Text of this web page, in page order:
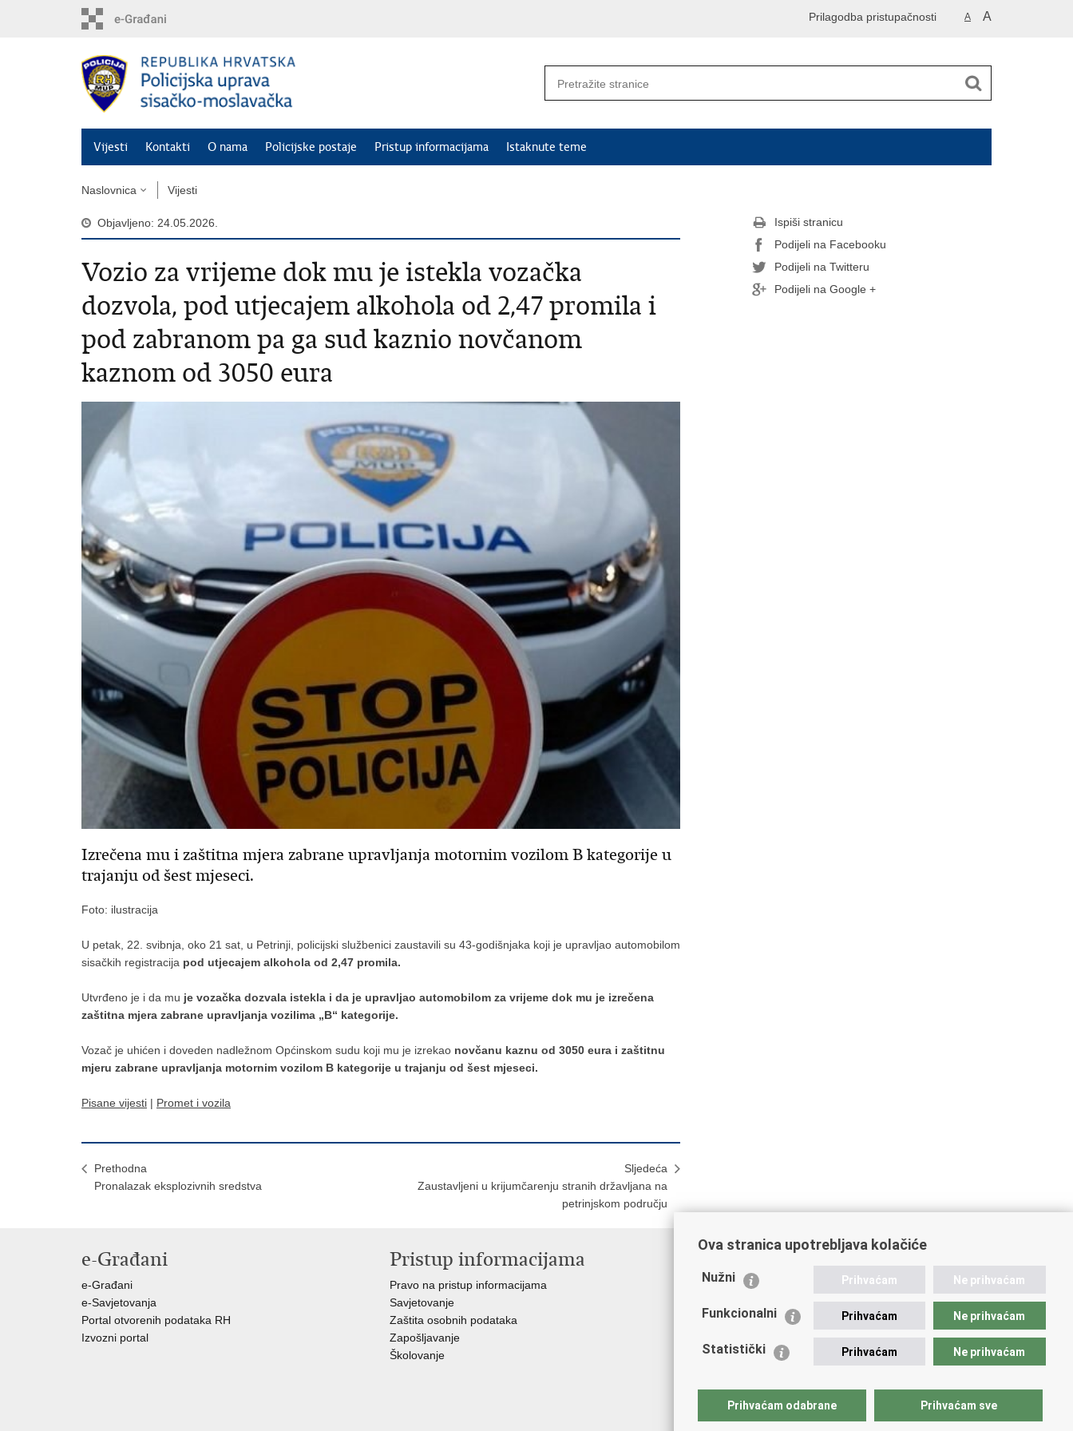
A A
Prilagodba pristupačnosti
Vijesti Kontakti O nama Policijske postaje Pristup informacijama Istaknute teme
Naslovnica Vijesti
Objavljeno: 24.05.2026.
Vozio za vrijeme dok mu je istekla vozačka
dozvola, pod utjecajem alkohola od 2,47 promila i
pod zabranom pa ga sud kaznio novčanom
kaznom od 3050 eura
Izrečena mu i zaštitna mjera zabrane upravljanja motornim vozilom B kategorije u
trajanju od šest mjeseci.
Foto: ilustracija
U petak, 22. svibnja, oko 21 sat, u Petrinji, policijski službenici zaustavili su 43-godišnjaka koji je upravljao automobilom
sisačkih registracija pod utjecajem alkohola od 2,47 promila.
Utvrđeno je i da mu je vozačka dozvala istekla i da je upravljao automobilom za vrijeme dok mu je izrečena
zaštitna mjera zabrane upravljanja vozilima „B“ kategorije.
Vozač je uhićen i doveden nadležnom Općinskom sudu koji mu je izrekao novčanu kaznu od 3050 eura i zaštitnu
mjeru zabrane upravljanja motornim vozilom B kategorije u trajanju od šest mjeseci.
Pisane vijesti | Promet i vozila
Prethodna
Pronalazak eksplozivnih sredstva
Sljedeća
Zaustavljeni u krijumčarenju stranih državljana na
petrinjskom području
Ispiši stranicu
Podijeli na Facebooku
Podijeli na Twitteru
Podijeli na Google +
e-Građani
e-Građani
e-Savjetovanja
Portal otvorenih podataka RH
Izvozni portal
Pristup informacijama
Pravo na pristup informacijama
Savjetovanje
Zaštita osobnih podataka
Zapošljavanje
Školovanje
Važne poveznice
Ministarstvo unutarnjih poslova
Udruge
Policijska akademija
Zaklada policijske solidarnosti
Centar za forenzična ispitivanja, istraživanja i vještačenja
"Ivan Vučetić"
Ova stranica upotrebljava kolačiće
Nužni Prihvaćam Ne prihvaćam
Funkcionalni Prihvaćam Ne prihvaćam
Statistički Prihvaćam Ne prihvaćam
Prihvaćam odabrane Prihvaćam sve